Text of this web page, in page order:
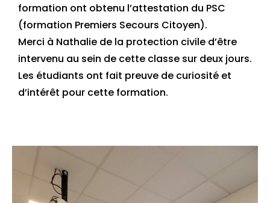
formation ont obtenu l’attestation du PSC
(formation Premiers Secours Citoyen).
Merci à Nathalie de la protection civile d’être
intervenu au sein de cette classe sur deux jours.
Les étudiants ont fait preuve de curiosité et
d’intérêt pour cette formation.